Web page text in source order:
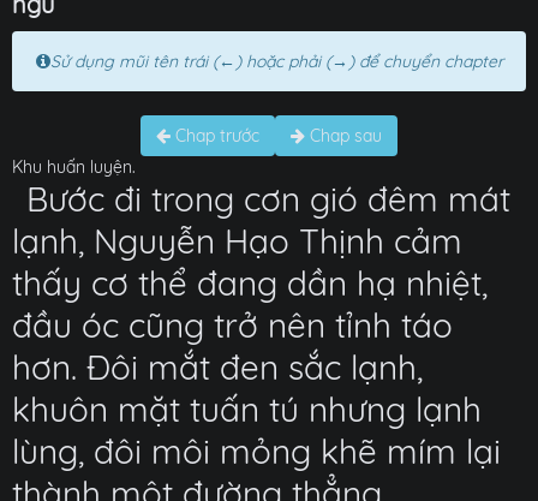
Sử dụng mũi tên trái (←) hoặc phải (→) để chuyển chapter
Chap trước
Chap sau
Khu huấn luyện.
Bước đi trong cơn gió đêm mát
lạnh, Nguyễn Hạo Thịnh cảm
thấy cơ thể đang dần hạ nhiệt,
đầu óc cũng trở nên tỉnh táo
hơn. Đôi mắt đen sắc lạnh,
khuôn mặt tuấn tú nhưng lạnh
lùng, đôi môi mỏng khẽ mím lại